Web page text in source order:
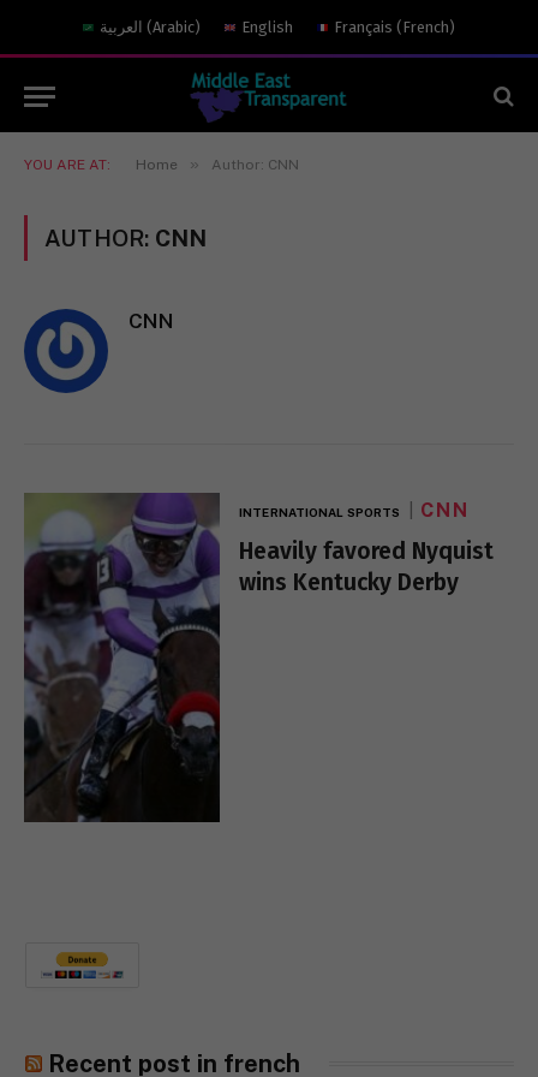
العربية (Arabic) English Français (French)
YOU ARE AT: Home » Author: CNN
AUTHOR: CNN
CNN
INTERNATIONAL SPORTS CNN
Heavily favored Nyquist
wins Kentucky Derby
Recent post in french